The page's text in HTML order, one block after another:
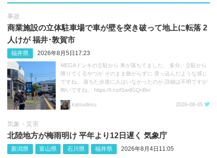
事故
商業施設の立体駐車場で車が壁を突き破って地上に転落 2
人けが 福井･敦賀市
福井県 2026年8月5日17:23
MEGAドンキの立駐から 車が落ちてました。 多分、立駐から
降りてくるやつが そのまま曲がらずに 突っ込んだような感じ
ですね。 落ちた歩道に人はいなかったのか 詳細は不明ですが
怖いですね。 https://t.co/f1wdGQnBvi
katsudesu 2026-08-05
気象・災害
北陸地方が梅雨明け 平年より12日遅く 気象庁
新潟県 富山県 石川県 福井県 2026年8月4日11:05